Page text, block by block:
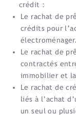
crédit :
Le rachat de
crédits pour
électroménager.
Le rachat de
contractés
immobilier et
Le rachat de
liés à l’achat
un seul ou